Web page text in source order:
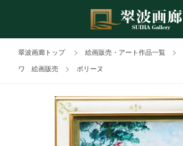
翠波画廊トップ 絵画販売・アート作品一覧
ワ 絵画販売 ポリーヌ